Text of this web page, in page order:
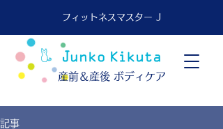
フィットネスマスター J
​産前＆産後 ボディケア
記事